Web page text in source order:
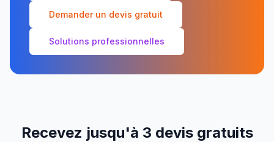
Demander un devis gratuit
Solutions professionnelles
Recevez jusqu'à 3 devis gratuits